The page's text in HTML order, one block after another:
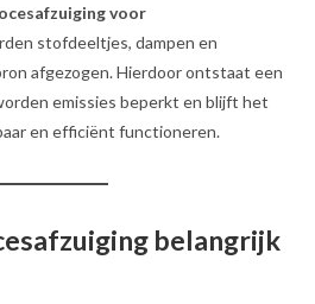
voor
stofdeeltjes, dampen en
afgezogen. Hierdoor ontstaat een
emissies beperkt en blijft het
en efficiënt functioneren.
belangrijk